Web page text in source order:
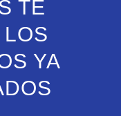
TE
YA